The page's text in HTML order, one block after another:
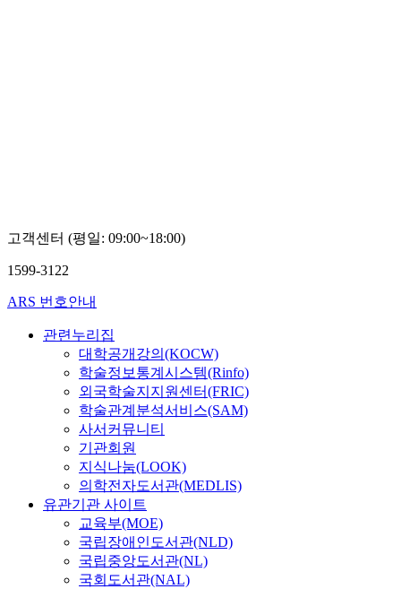
고객센터 (평일: 09:00~18:00)
1599-3122
ARS 번호안내
관련누리집
대학공개강의(KOCW)
학술정보통계시스템(Rinfo)
외국학술지지원센터(FRIC)
학술관계분석서비스(SAM)
사서커뮤니티
기관회원
지식나눔(LOOK)
의학전자도서관(MEDLIS)
유관기관 사이트
교육부(MOE)
국립장애인도서관(NLD)
국립중앙도서관(NL)
국회도서관(NAL)